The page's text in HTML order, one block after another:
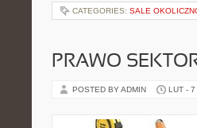
CATEGORIES: SALE
PRAWO
POSTED BY ADMIN LUT -